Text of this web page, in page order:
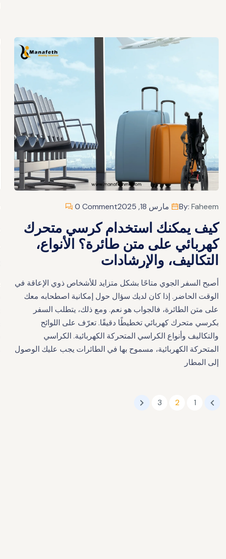
By: Faheem مارس 18, 2025 0 Comment
كيف يمكنك استخدام كرسي متحرك
كهربائي على متن طائرة؟ الأنواع،
التكاليف، والإرشادات
أصبح السفر الجوي متاحًا بشكل متزايد للأشخاص ذوي الإعاقة في
الوقت الحاضر. إذا كان لديك سؤال حول إمكانية اصطحابه معك
على متن الطائرة، فالجواب هو نعم. ومع ذلك، يتطلب السفر
بكرسي متحرك كهربائي تخطيطًا دقيقًا. تعرّف على اللوائح
والتكاليف وأنواع الكراسي المتحركة الكهربائية. الكراسي
المتحركة الكهربائية، مسموح بها في الطائرات يجب عليك الوصول
إلى المطار
1
2
3